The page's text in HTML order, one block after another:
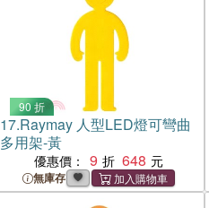
90 折
17.Raymay 人型LED燈可彎曲
多用架-黃
優惠價： 9 648
無庫存